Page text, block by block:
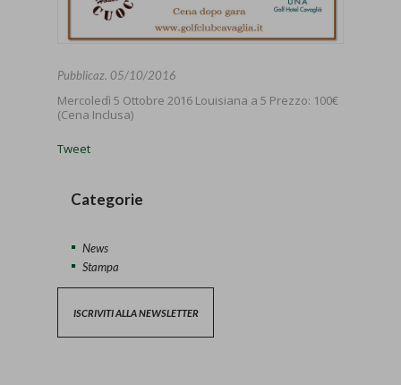
Pubblicaz. 05/10/2016
Mercoledì 5 Ottobre 2016 Louisiana a 5 Prezzo: 100€
(Cena Inclusa)
Tweet
Categorie
News
Stampa
ISCRIVITI ALLA NEWSLETTER